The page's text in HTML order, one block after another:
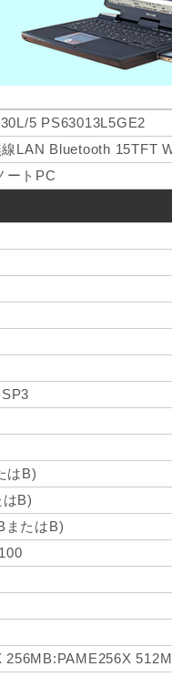
5 PS63013L5GE2
LAN Bluetooth 15TFT
ートPC
はB)
B)
またはB)
256MB:PAME256X